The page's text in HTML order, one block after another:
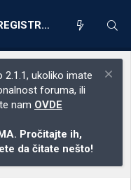
REGISTRACIJA
ukoliko imate
foruma, ili
nam OVDE
Pročitajte ih,
da čitate nešto!